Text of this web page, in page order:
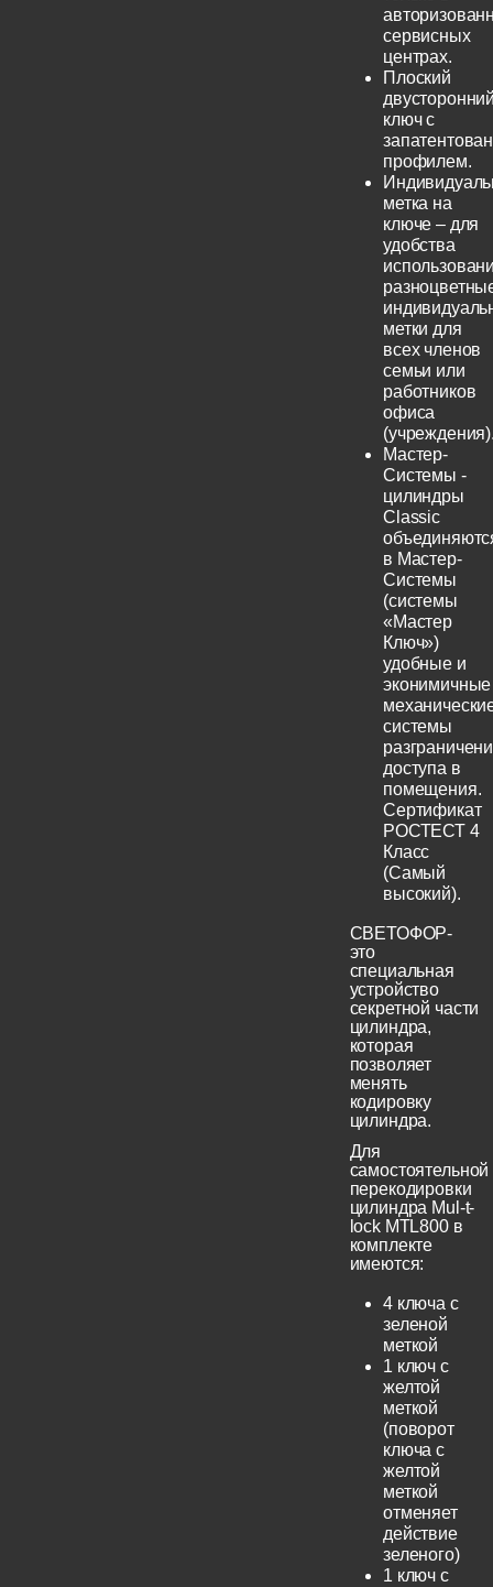
сервисных
центрах.
Плоский
ключ с
профилем.
метка на
ключе – для
удобства
метки для
всех членов
семьи или
работников
офиса
Мастер-
Системы -
цилиндры
Classic
в Мастер-
Системы
(системы
«Мастер
Ключ»)
удобные и
эконимичные
системы
доступа в
помещения.
Сертификат
РОСТЕСТ 4
Класс
(Самый
высокий).
СВЕТОФОР-
это
специальная
устройство
секретной части
цилиндра,
которая
позволяет
менять
кодировку
цилиндра.
Для
самостоятельной
перекодировки
цилиндра Mul-t-
lock MTL800 в
комплекте
имеются:
4 ключа с
зеленой
меткой
1 ключ с
желтой
меткой
(поворот
ключа с
желтой
меткой
отменяет
действие
зеленого)
1 ключ с